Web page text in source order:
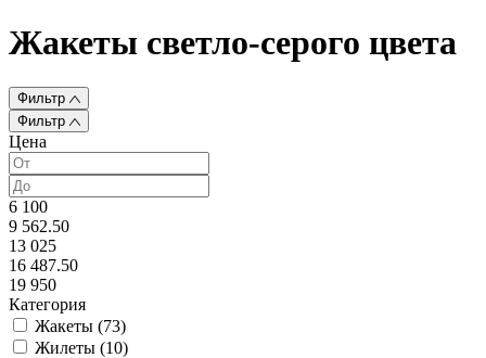
Жакеты светло-серого цвета
Фильтр
Фильтр
Цена
6 100
9 562.50
13 025
16 487.50
19 950
Категория
Жакеты (73)
Жилеты (10)